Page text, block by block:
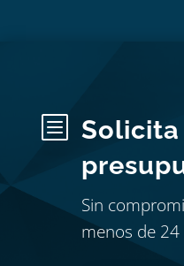
b
Solicita
Sin
menos de 24